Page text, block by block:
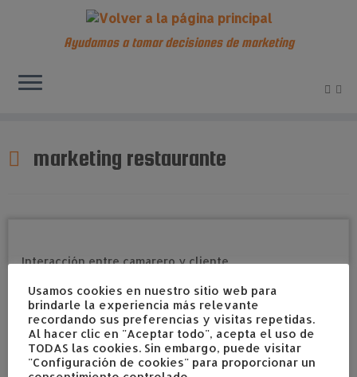
contenido
Ayudamos a tomar decisiones de marketing
marketing restaurante
Usamos cookies en nuestro sitio web para
brindarle la experiencia más relevante
recordando sus preferencias y visitas repetidas.
Al hacer clic en "Aceptar todo", acepta el uso de
TODAS las cookies. Sin embargo, puede visitar
"Configuración de cookies" para proporcionar un